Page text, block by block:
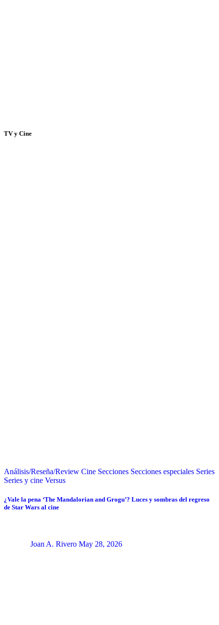
TV y Cine
Análisis/Reseña/Review Cine Secciones Secciones especiales Series
Series y cine Versus
¿Vale la pena ‘The Mandalorian and Grogu’? Luces y sombras del regreso
de Star Wars al cine
Joan A. Rivero May 28, 2026